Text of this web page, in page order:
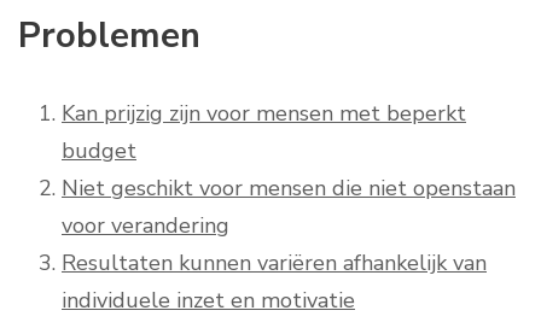
Problemen
Kan prijzig zijn voor mensen met beperkt
budget
Niet geschikt voor mensen die niet openstaan
voor verandering
Resultaten kunnen variëren afhankelijk van
individuele inzet en motivatie